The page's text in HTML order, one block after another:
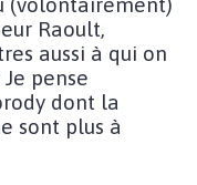
Raoult,
aussi à qui on
pense
dont la
sont plus à